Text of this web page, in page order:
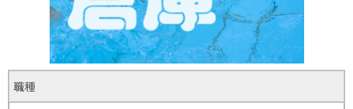
職種